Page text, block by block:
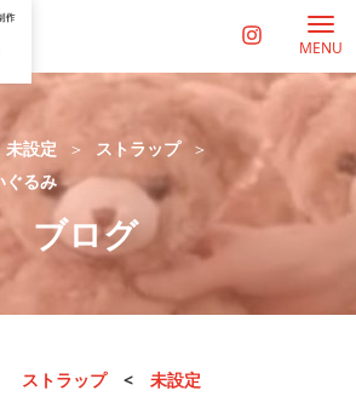
MENU
未設定
ストラップ
ぐるみ
ブログ
ストラップ< 未設定